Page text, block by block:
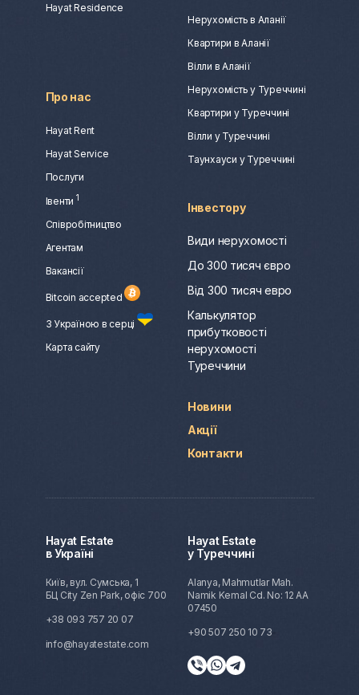
Hayat Residence
Про нас
Hayat Rent
Hayat Service
Послуги
Івенти 1
Співробітництво
Агентам
Вакансії
Bitcoin accepted
З Україною в серці
Карта сайту
Нерухомість в Аланії
Квартири в Аланії
Вілли в Аланії
Нерухомість у Туреччині
Квартири у Туреччині
Вілли у Туреччині
Таунхауси у Туреччині
Інвестору
Види нерухомості
До 300 тисяч євро
Від 300 тисяч евро
Калькулятор
прибутковості
нерухомості
Туреччини
Новини
Акції
Контакти
Hayat Estate
в Україні
Київ, вул. Сумська, 1
БЦ City Zen Park, офіс 700
+38 093 757 20 07
info@hayatestate.com
Hayat Estate
у Туреччині
Alanya, Mahmutlar Mah.
Namik Kemal Cd. No: 12 AA
07450
+90 507 250 10 73